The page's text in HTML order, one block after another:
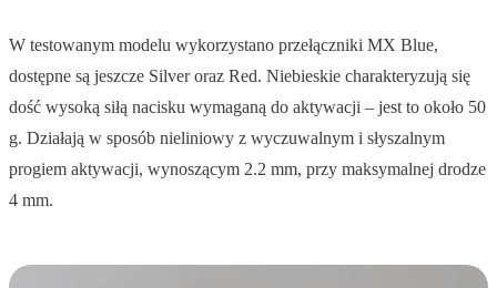
W testowanym modelu wykorzystano przełączniki MX Blue,
dostępne są jeszcze Silver oraz Red. Niebieskie charakteryzują się
dość wysoką siłą nacisku wymaganą do aktywacji – jest to około 50
g. Działają w sposób nieliniowy z wyczuwalnym i słyszalnym
progiem aktywacji, wynoszącym 2.2 mm, przy maksymalnej drodze
4 mm.